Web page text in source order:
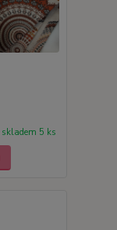
skladem 5 ks